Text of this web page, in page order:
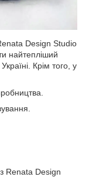
Design Studio
найтепліший
Крім того, у
Renata Design